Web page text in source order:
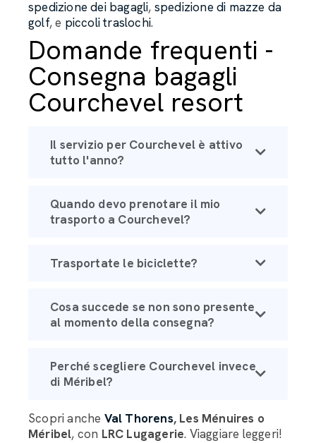
spedizione dei bagagli, spedizione di mazze da
golf, e piccoli traslochi.
Domande frequenti -
Consegna bagagli
Courchevel resort
Il servizio per Courchevel è attivo
tutto l'anno?
Quando devo prenotare il mio
trasporto a Courchevel?
Trasportate le biciclette?
Cosa succede se non sono presente
al momento della consegna?
Perché scegliere Courchevel invece
di Méribel?
Scopri anche Val Thorens, Les Ménuires o
Méribel, con LRC Lugagerie. Viaggiare leggeri!